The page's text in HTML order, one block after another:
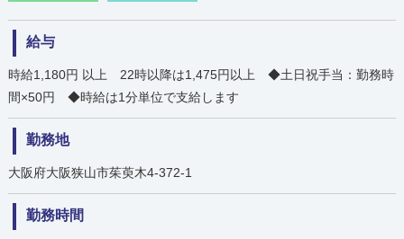
給与
時給1,180円 以上 22時以降は1,475円以上 ◆土日祝手当：勤務時
間×50円 ◆時給は1分単位で支給します
勤務地
大阪府大阪狭山市茱萸木4-372-1
勤務時間